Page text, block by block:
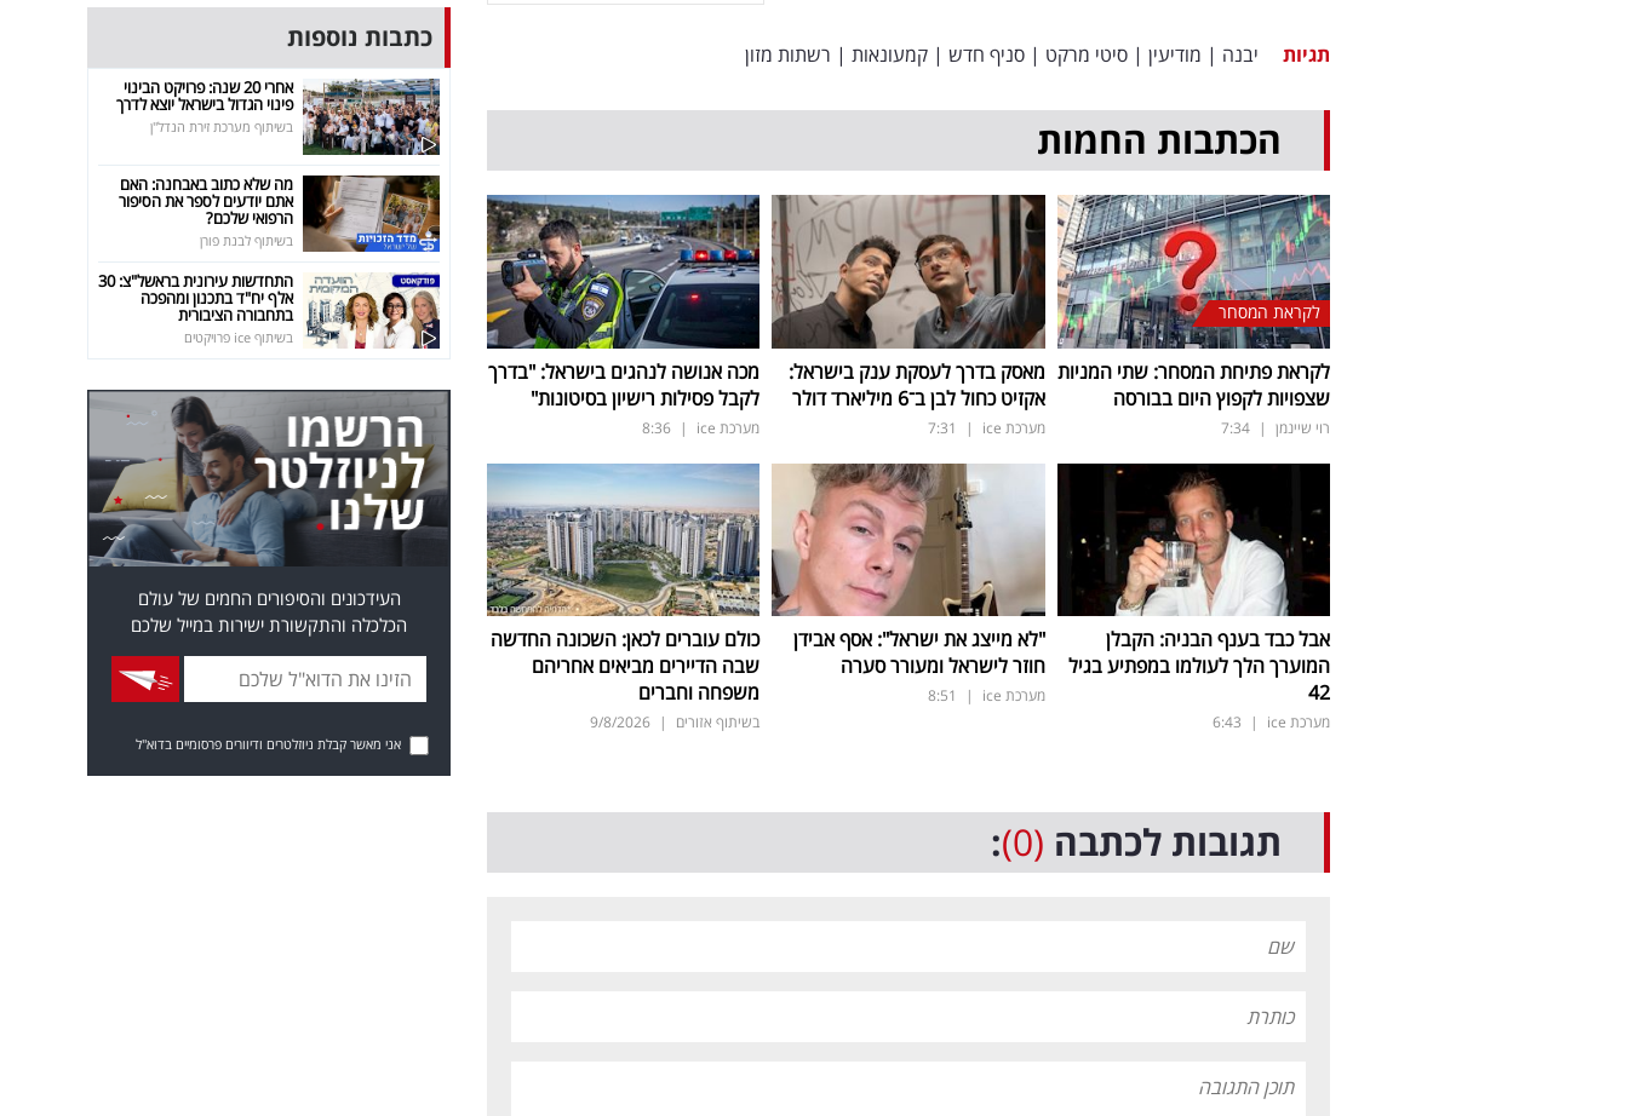
תגיות יבנה | מודיעין | סיטי מרקט | סניף חדש | קמעונאות | רשתות מזון
הכתבות החמות
לקראת המסחר
לקראת פתיחת המסחר: שתי המניות
שצפויות לקפוץ היום בבורסה
רוי שיינמן |
7:34
מאסק בדרך לעסקת ענק בישראל:
אקזיט כחול לבן ב־6 מיליארד דולר
מערכת ice |
7:31
מכה אנושה לנהגים בישראל: "בדרך
לקבל פסילות רישיון בסיטונות"
מערכת ice |
8:36
אבל כבד בענף הבניה: הקבלן
המוערך הלך לעולמו במפתיע בגיל
42
מערכת ice |
6:43
"לא מייצג את ישראל": אסף אבידן
חוזר לישראל ומעורר סערה
מערכת ice |
8:51
כולם עוברים לכאן: השכונה החדשה
שבה הדיירים מביאים אחריהם
משפחה וחברים
בשיתוף אזורים |
9/8/2026
תגובות לכתבה (0)
:
כתבות נוספות
אחרי 20 שנה: פרויקט הבינוי
פינוי הגדול בישראל יוצא לדרך
בשיתוף מערכת זירת הנדל"ן
מה שלא כתוב באבחנה: האם
אתם יודעים לספר את הסיפור
הרפואי שלכם?
בשיתוף לבנת פורן
התחדשות עירונית בראשל"צ: 30
אלף יח"ד בתכנון ומהפכה
בתחבורה הציבורית
בשיתוף ice פרויקטים
העידכונים והסיפורים החמים של עולם
הכלכלה והתקשורת ישירות במייל שלכם
אני מאשר קבלת ניוזלטרים ודיוורים פרסומיים בדוא"ל